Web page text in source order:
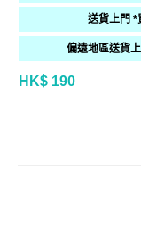
送貨上門 *
偏遠地區送貨
HK$ 190